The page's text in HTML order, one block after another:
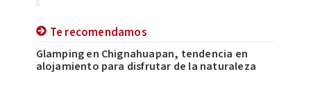
Te recomendamos
Glamping en Chignahuapan, tendencia en
alojamiento para disfrutar de la naturaleza